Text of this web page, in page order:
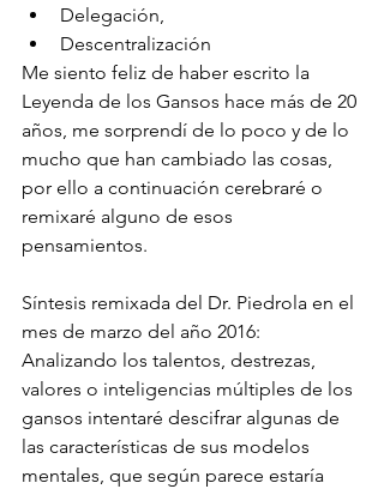
Delegación,
Descentralización
Me siento feliz de haber escrito la
Leyenda de los Gansos hace más de 20
años, me sorprendí de lo poco y de lo
mucho que han cambiado las cosas,
por ello a continuación cerebraré o
remixaré alguno de esos
pensamientos.
Síntesis remixada del Dr. Piedrola en el
mes de marzo del año 2016:
Analizando los talentos, destrezas,
valores o inteligencias múltiples de los
gansos intentaré descifrar algunas de
las características de sus modelos
mentales, que según parece estaría